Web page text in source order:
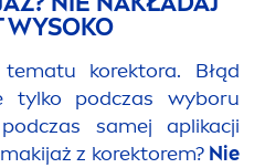
WYSOKO
korektora. Błąd
tylko podczas wyboru
samej aplikacji
z korektorem? Nie